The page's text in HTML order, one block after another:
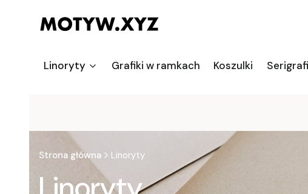
Linoryty Grafiki w ramkach Koszulki
Strona główna Linoryty